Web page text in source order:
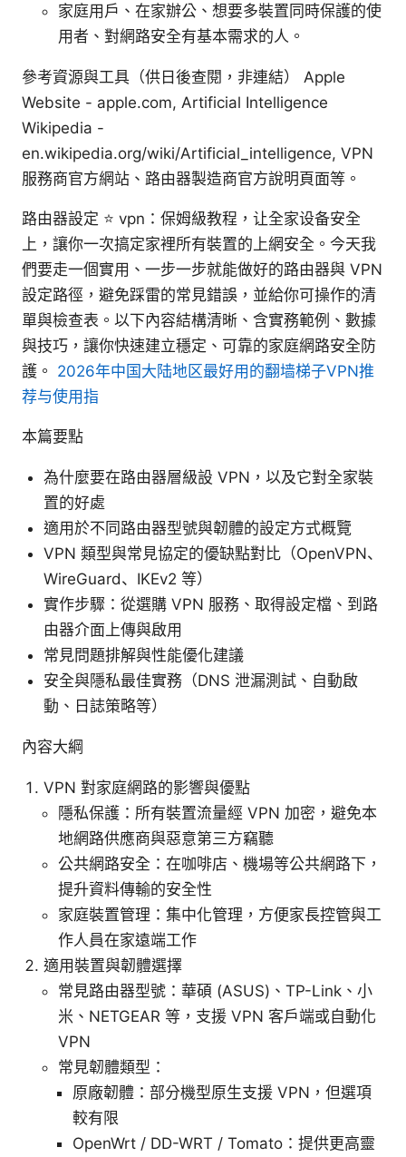
家庭用戶、在家辦公、想要多裝置同時保護的使
用者、對網路安全有基本需求的人。
參考資源與工具（供日後查閱，非連結） Apple
Website - apple.com, Artificial Intelligence
Wikipedia -
en.wikipedia.org/wiki/Artificial_intelligence, VPN
服務商官方網站、路由器製造商官方說明頁面等。
路由器設定 ⭐ vpn：保姆級教程，让全家设备安全
上，讓你一次搞定家裡所有裝置的上網安全。今天我
們要走一個實用、一步一步就能做好的路由器與 VPN
設定路徑，避免踩雷的常見錯誤，並給你可操作的清
單與檢查表。以下內容結構清晰、含實務範例、數據
與技巧，讓你快速建立穩定、可靠的家庭網路安全防
護。 2026年中国大陆地区最好用的翻墙梯子VPN推
荐与使用指
本篇要點
為什麼要在路由器層級設 VPN，以及它對全家裝
置的好處
適用於不同路由器型號與韌體的設定方式概覽
VPN 類型與常見協定的優缺點對比（OpenVPN、
WireGuard、IKEv2 等）
實作步驟：從選購 VPN 服務、取得設定檔、到路
由器介面上傳與啟用
常見問題排解與性能優化建議
安全與隱私最佳實務（DNS 泄漏測試、自動啟
動、日誌策略等）
內容大綱
VPN 對家庭網路的影響與優點
隱私保護：所有裝置流量經 VPN 加密，避免本
地網路供應商與惡意第三方竊聽
公共網路安全：在咖啡店、機場等公共網路下，
提升資料傳輸的安全性
家庭裝置管理：集中化管理，方便家長控管與工
作人員在家遠端工作
適用裝置與韌體選擇
常見路由器型號：華碩 (ASUS)、TP-Link、小
米、NETGEAR 等，支援 VPN 客戶端或自動化
VPN
常見韌體類型：
原廠韌體：部分機型原生支援 VPN，但選項
較有限
OpenWrt / DD-WRT / Tomato：提供更高靈